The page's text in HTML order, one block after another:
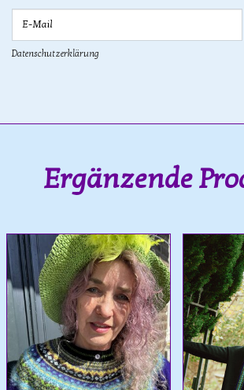
Datenschutzerklärung
Ergänzende